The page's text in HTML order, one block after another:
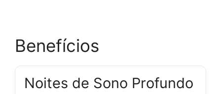
Benefícios
Noites de Sono Profundo